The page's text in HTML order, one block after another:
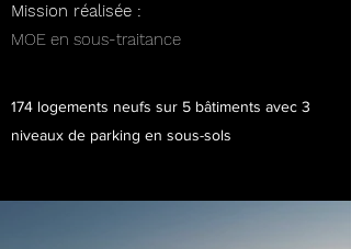
Mission réalisée :
MOE en sous-traitance
174 logements neufs sur 5 bâtiments avec 3
niveaux de parking en sous-sols